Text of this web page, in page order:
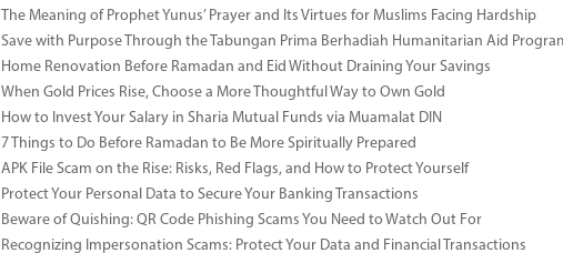
The Meaning of Prophet Yunus’ Prayer and Its Virtues for Muslims Facing Hardship
Save with Purpose Through the Tabungan Prima Berhadiah Humanitarian Aid
Home Renovation Before Ramadan and Eid Without Draining Your Savings
When Gold Prices Rise, Choose a More Thoughtful Way to Own Gold
How to Invest Your Salary in Sharia Mutual Funds via Muamalat DIN
7 Things to Do Before Ramadan to Be More Spiritually Prepared
APK File Scam on the Rise: Risks, Red Flags, and How to Protect Yourself
Protect Your Personal Data to Secure Your Banking Transactions
Beware of Quishing: QR Code Phishing Scams You Need to Watch Out For
Recognizing Impersonation Scams: Protect Your Data and Financial Transactions